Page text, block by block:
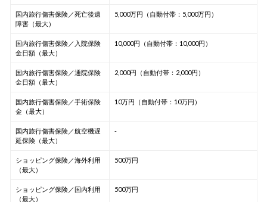
国内旅行傷害保険／死亡後遺
障害（最大）
5,000万円（自動付帯：5,000万円）
国内旅行傷害保険／入院保険
金日額（最大）
10,000円（自動付帯：10,000円）
国内旅行傷害保険／通院保険
金日額（最大）
2,000円（自動付帯：2,000円）
国内旅行傷害保険／手術保険
金（最大）
10万円（自動付帯：10万円）
国内旅行傷害保険／航空機遅
延保険（最大）
-
ショッピング保険／海外利用
（最大）
500万円
ショッピング保険／国内利用
（最大）
500万円